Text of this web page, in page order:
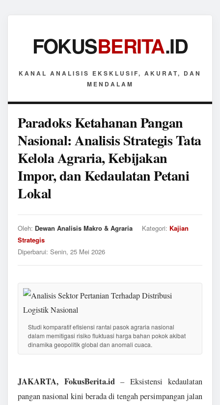
FOKUSBERITA.ID
KANAL ANALISIS EKSKLUSIF, AKURAT, DAN
MENDALAM
Paradoks Ketahanan Pangan
Nasional: Analisis Strategis Tata
Kelola Agraria, Kebijakan
Impor, dan Kedaulatan Petani
Lokal
Oleh: Dewan Analisis Makro & Agraria Kategori: Kajian
Strategis
Diperbarui: Senin, 25 Mei 2026
Studi komparatif efisiensi rantai pasok agraria nasional
dalam memitigasi risiko fluktuasi harga bahan pokok akibat
dinamika geopolitik global dan anomali cuaca.
JAKARTA, FokusBerita.id– Eksistensi kedaulatan
pangan nasional kini berada di tengah persimpangan jalan